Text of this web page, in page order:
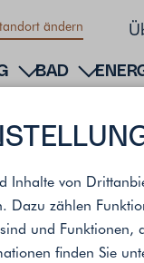
Inhalte von
Dazu zählen
und Funktionen,
finden Sie
ändern
BAD